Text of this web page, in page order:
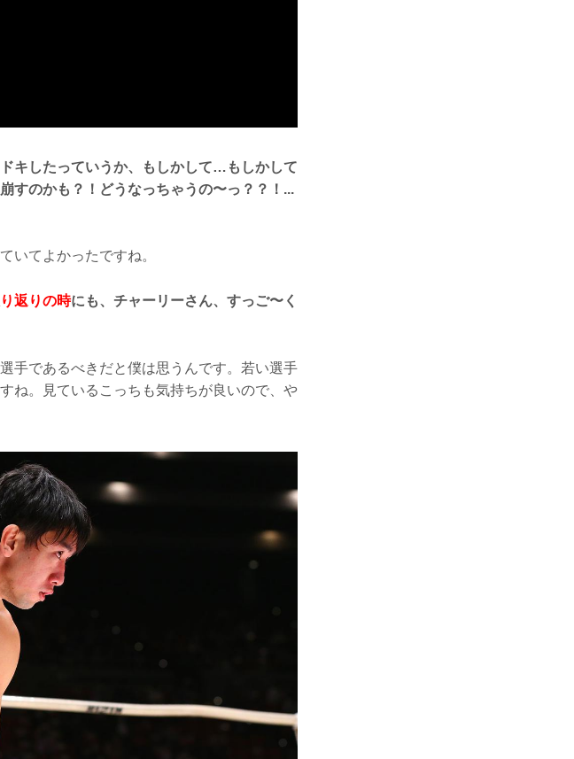
キしたっていうか、もしかして…もしかして
すのかも？！どうなっちゃうの〜っ？？！...
いてよかったですね。
返りの時にも、チャーリーさん、すっご〜く
手であるべきだと僕は思うんです。若い選手
ね。見ているこっちも気持ちが良いので、や